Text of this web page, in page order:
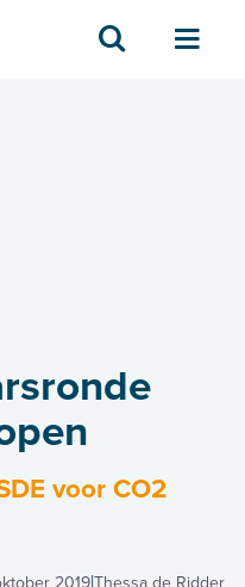
Zoek
voor CO2